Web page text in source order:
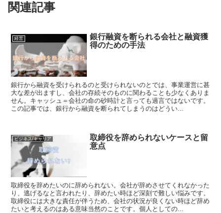
関連記事
経営
銀行融資を断られる会社と融資獲
得のための手法
銀行から融資を受けられるのと受けられないのとでは、事業運営に甚
大な差が出ますし、会社の存続そのものに関わることも少なくありま
せん。キャッシュ＝会社の命の砂時計と言っても過言ではないです。
この記事では、銀行から融資を断られてしまうのはどうい...
ビジネス/キャリア
取締役を辞められないケースと留
意点
取締役を辞めたいのに辞められない。会社が辞めさせてくれなかった
り、逃げるなと言われたり、辞めたい時ほど深刻で難しい悩みです。
取締役には大きな責任が伴うため、会社の状況が良くない時ほど辞め
たいと考えるのはある意味当然のことです。個人としての...